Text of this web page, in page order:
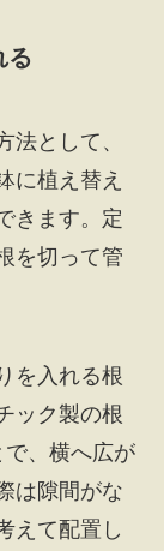
る
法として、
に植え替え
きます。定
を切って管
を入れる根
ック製の根
、横へ広が
は隙間がな
えて配置し